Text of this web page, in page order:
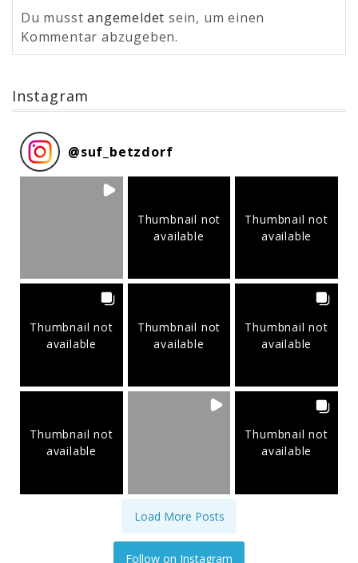
Du musstangemeldet sein, um einen
Kommentar abzugeben.
Instagram
@suf_betzdorf
Thumbnail not
available
Thumbnail not
available
Thumbnail not
available
Thumbnail not
available
Thumbnail not
available
Thumbnail not
available
Thumbnail not
available
Load More Posts
Follow on Instagram